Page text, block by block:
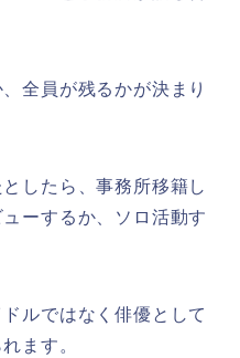
全員が残るかが決まり
したら、事務所移籍し
ーするか、ソロ活動す
ルではなく俳優として
ます。